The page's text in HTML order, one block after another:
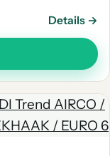
Details →